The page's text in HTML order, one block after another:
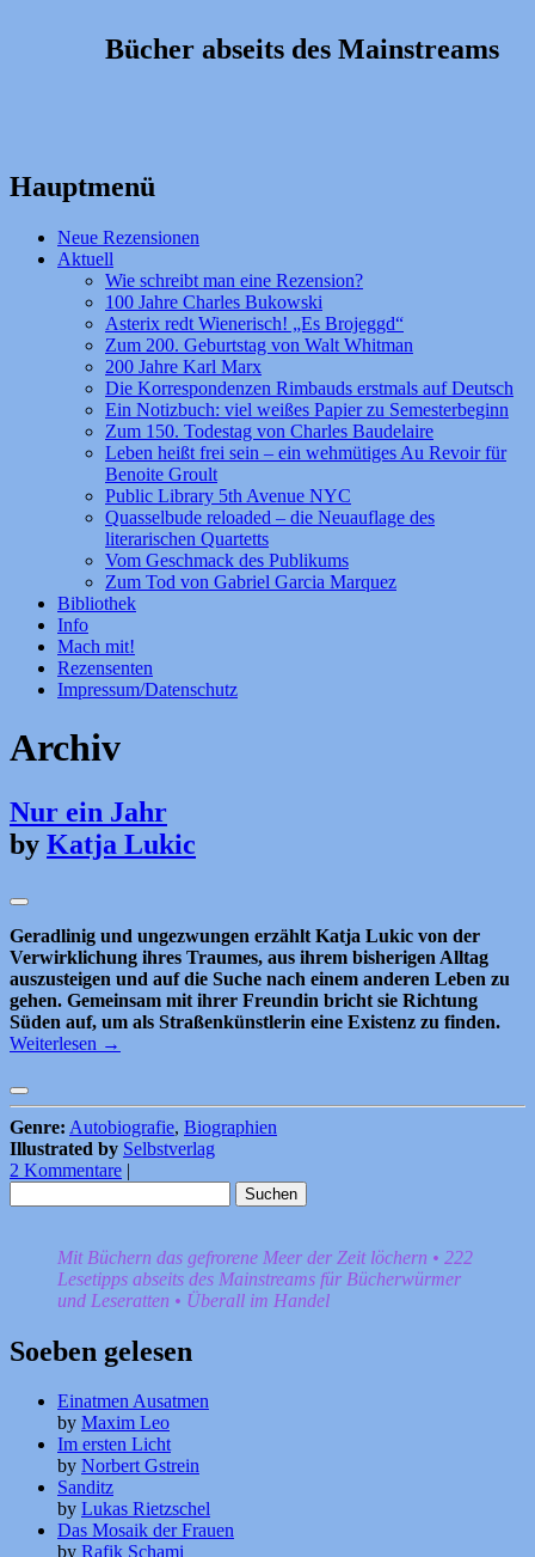
Bücher abseits des Mainstreams
Hauptmenü
Zum
Inhalt
Neue Rezensionen
Aktuell
Wie schreibt man eine Rezension?
100 Jahre Charles Bukowski
Asterix redt Wienerisch! „Es Brojeggd“
Zum 200. Geburtstag von Walt Whitman
200 Jahre Karl Marx
Die Korrespondenzen Rimbauds erstmals auf Deutsch
Ein Notizbuch: viel weißes Papier zu Semesterbeginn
Zum 150. Todestag von Charles Baudelaire
Leben heißt frei sein – ein wehmütiges Au Revoir für
Benoite Groult
Public Library 5th Avenue NYC
Quasselbude reloaded – die Neuauflage des
literarischen Quartetts
Vom Geschmack des Publikums
Zum Tod von Gabriel Garcia Marquez
Bibliothek
Info
Mach mit!
Rezensenten
Impressum/Datenschutz
Archiv
Nur ein Jahr
by Katja Lukic
Geradlinig und ungezwungen erzählt Katja Lukic von der
Verwirklichung ihres Traumes, aus ihrem bisherigen Alltag
auszusteigen und auf die Suche nach einem anderen Leben zu
gehen. Gemeinsam mit ihrer Freundin bricht sie Richtung
Süden auf, um als Straßenkünstlerin eine Existenz zu finden.
Weiterlesen →
Genre: Autobiografie, Biographien
Illustrated by Selbstverlag
2 Kommentare |
nach:
Mit Büchern das gefrorene Meer der Zeit löchern • 222
Lesetipps abseits des Mainstreams für Bücherwürmer
und Leseratten • Überall im Handel
Soeben gelesen
Einatmen Ausatmen
by Maxim Leo
Im ersten Licht
by Norbert Gstrein
Sanditz
by Lukas Rietzschel
Das Mosaik der Frauen
by Rafik Schami